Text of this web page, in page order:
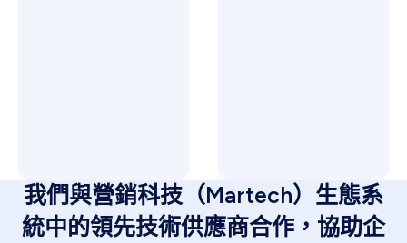
我們與營銷科技（Martech）生態系
統中的領先技術供應商合作，協助企